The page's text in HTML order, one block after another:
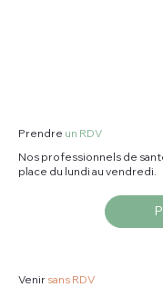
Prendre un RDV
Nos professionnels de
place du lundi au vendredi.
Venir sans RDV